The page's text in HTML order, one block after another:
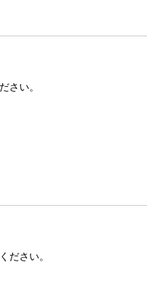
さい。
ださい。